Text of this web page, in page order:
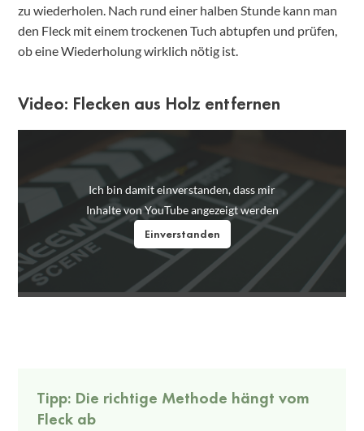
zu wiederholen. Nach rund einer halben Stunde kann man
den Fleck mit einem trockenen Tuch abtupfen und prüfen,
ob eine Wiederholung wirklich nötig ist.
Video: Flecken aus Holz entfernen
Ich bin damit einverstanden, dass mir
Inhalte von YouTube angezeigt werden
Einverstanden
Tipp: Die richtige Methode hängt vom
Fleck ab